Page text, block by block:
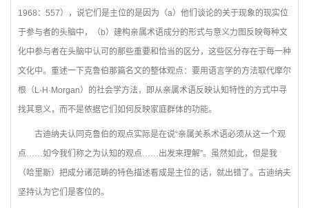
1968：557），说它们是主位的是因为（a）他们谈论的关于现象的现实位
于参与者的头脑中，（b）建构亲属术语成分的形式与意义力图反映每种文
化中参与者在头脑中认可的那些重要和恰当的区分，这些区分存在于每一种
文化中。重述一下克鲁伯那篇名文的整体观点：要用语言学的方法取代摩尔
根（L·H·Morgan）的社会学方法，即从亲属术语反映认知特性的方式中寻
找其意义，而不是依据它们如何反映家庭群体的功能。
古迪纳夫认同克鲁伯的观点实际是在说“亲属关系术语必须从这一个观
点……如今我们称之为认知的观点……出发来理解”。虽然如此，但是我
（哈里斯）把成分诸范畴的特色描述看成是主位的话，就出错了。古迪纳夫
坚持认为它们是客位的。